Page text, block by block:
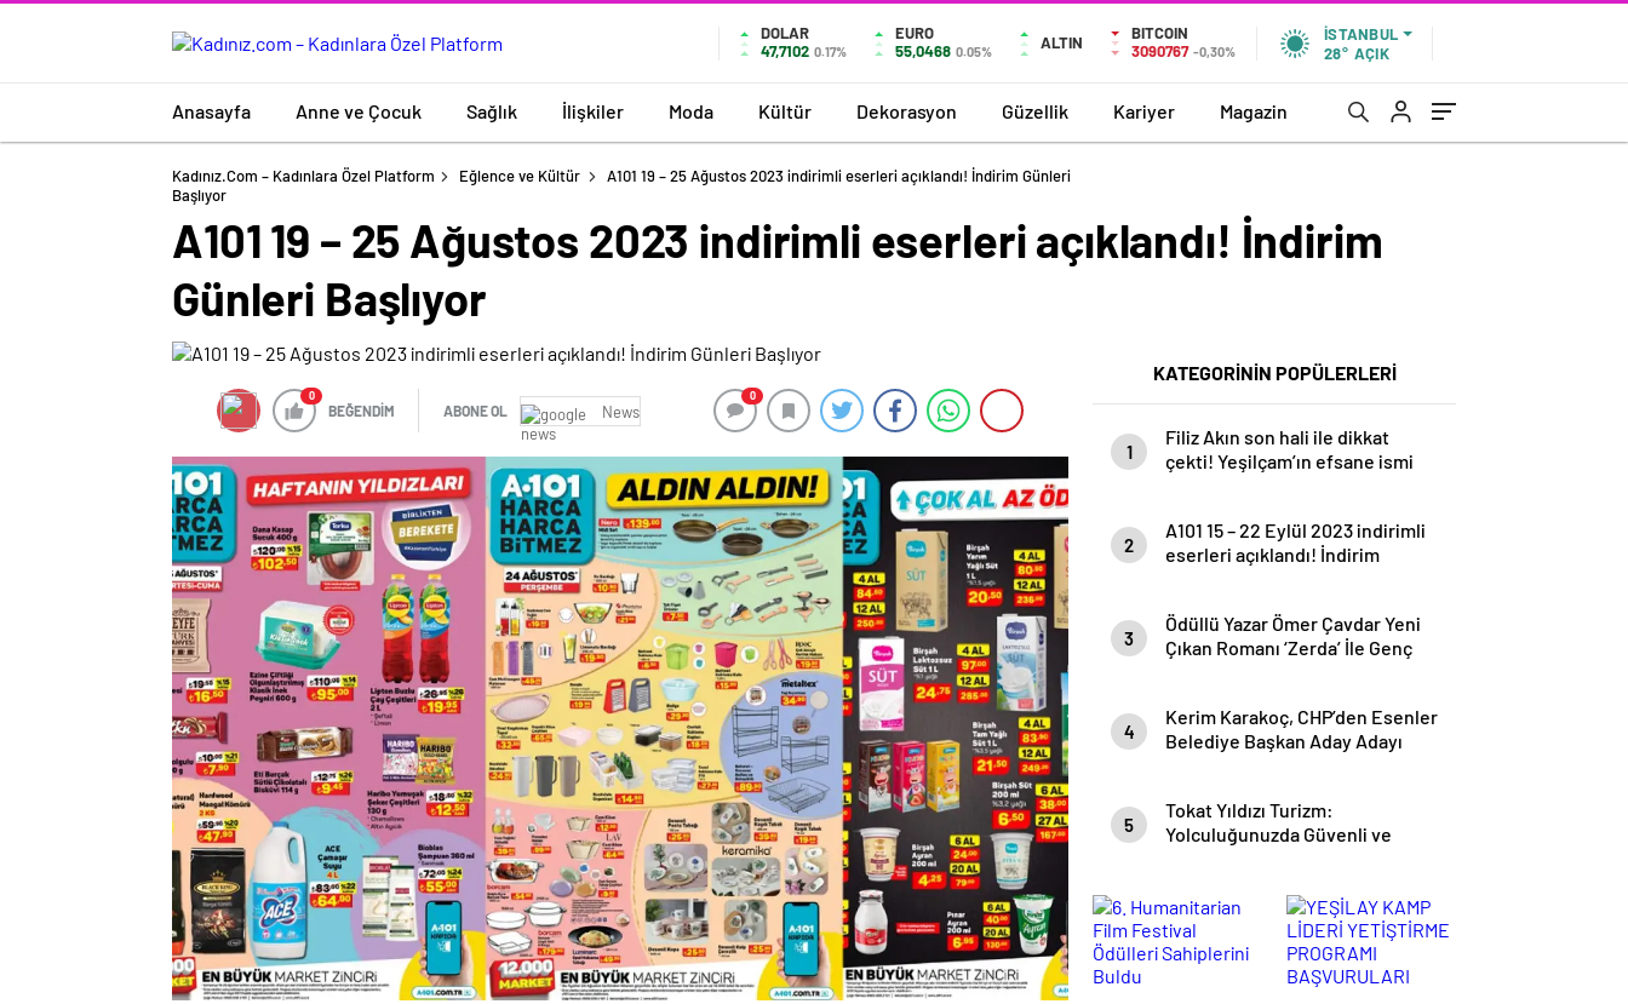
DOLAR
47,7102 0.17%
EURO
55,0468 0.05% ALTIN
BITCOIN
3090767 -0,30%
İSTANBUL
28° AÇIK
Anasayfa Anne ve Çocuk Sağlık İlişkiler Moda Kültür Dekorasyon Güzellik Kariyer Magazin
Kadınız.com – Kadınlara Özel Platform Eğlence ve Kültür
A101 19 – 25 Ağustos 2023 indirimli eserleri açıklandı! İndirim Günleri
Başlıyor
A101 19 – 25 Ağustos 2023 indirimli eserleri açıklandı! İndirim
Günleri Başlıyor
0
BEĞENDİM ABONE OL News
0
KATEGORİNİN POPÜLERLERİ
1
Filiz Akın son hali ile dikkat
çekti! Yeşilçam’ın efsane ismi
2
A101 15 – 22 Eylül 2023 indirimli
eserleri açıklandı! İndirim
3
Ödüllü Yazar Ömer Çavdar Yeni
Çıkan Romanı ‘Zerda’ İle Genç
4
Kerim Karakoç, CHP’den Esenler
Belediye Başkan Aday Adayı
5
Tokat Yıldızı Turizm:
Yolculuğunuzda Güvenli ve